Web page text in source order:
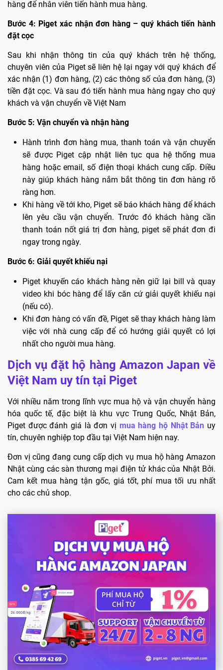
hàng để nhân viên tiến hành mua hàng.
Bước 4: Piget xác nhận đơn hàng – quý khách tiến hành
đặt cọc
Sau khi nhận thông tin của quý khách trên hệ thống,
chuyên viên của Piget sẽ liên hệ lại ngay với quý khách để
xác nhận (1) đơn hàng, (2) các thông số của đơn hàng, (3)
tiền đặt cọc. Và sau đó tiến hành mua hàng ngay cho quý
khách và vận chuyển về Việt Nam
Bước 5: Vận chuyển và nhận hàng
Hành trình đơn hàng mua, thanh toán và vận chuyển
sẽ được Piget cập nhật liên tục qua hệ thống mua
hàng hoặc email, số điện thoại khách cung cấp. Điều
này giúp khách hàng nắm bắt thông tin đơn hàng rõ
ràng hơn.
Khi hàng về tới kho, Piget sẽ báo khách hàng để khách
lên yêu cầu vận chuyển. Trước đó khách hàng cần
thanh toán nốt giá trị đơn hàng, piget sẽ phát đơn đi
ngay trong ngày.
Bước 6: Giải quyết khiếu nại
Piget khuyến cáo khách hàng nên giữ lại bill và quay
video khi bóc hàng để lấy căn cứ giải quyết khiếu nại
(nếu có).
Khi đơn hàng có vấn đề, Piget sẽ thay khách hàng làm
việc với nhà cung cấp để có hướng giải quyết có lợi
nhất cho người mua hàng.
Dịch vụ đặt hộ hàng Amazon Japan về
Việt Nam uy tín tại Piget
Với nhiều năm trong lĩnh vực mua hộ và vận chuyển hàng
hóa quốc tế, đặc biệt là khu vực Trung Quốc, Nhật Bản,
Piget được đánh giá là đơn vị mua hàng hộ Nhật Bản uy
tín, chuyên nghiệp top đầu tại Việt Nam hiện nay.
Đơn vị cũng đang cung cấp dịch vụ mua hộ hàng Amazon
Nhật cùng các sàn thương mại điện tử khác của Nhật Bởi.
Cam kết mua hàng tận gốc, giá tốt, phí mua tối ưu nhất
cho các chủ shop.